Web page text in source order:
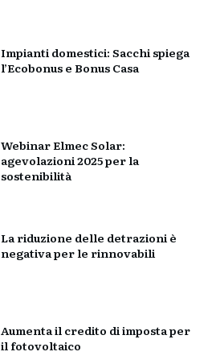
Impianti domestici: Sacchi spiega
l’Ecobonus e Bonus Casa
Webinar Elmec Solar:
agevolazioni 2025 per la
sostenibilità
La riduzione delle detrazioni è
negativa per le rinnovabili
Aumenta il credito di imposta per
il fotovoltaico